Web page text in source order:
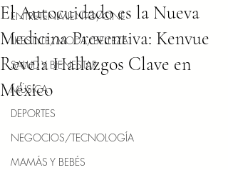
ENTRETENIMIENTO/CINE
LIFESTYLE/MODA/BELLEZA
SALUD Y BIENESTAR
MÚSICA
DEPORTES
NEGOCIOS/TECNOLOGÍA
MAMÁS Y BEBÉS
El Autocuidado es la Nueva
Medicina Preventiva: Kenvue
Revela Hallazgos Clave en
México